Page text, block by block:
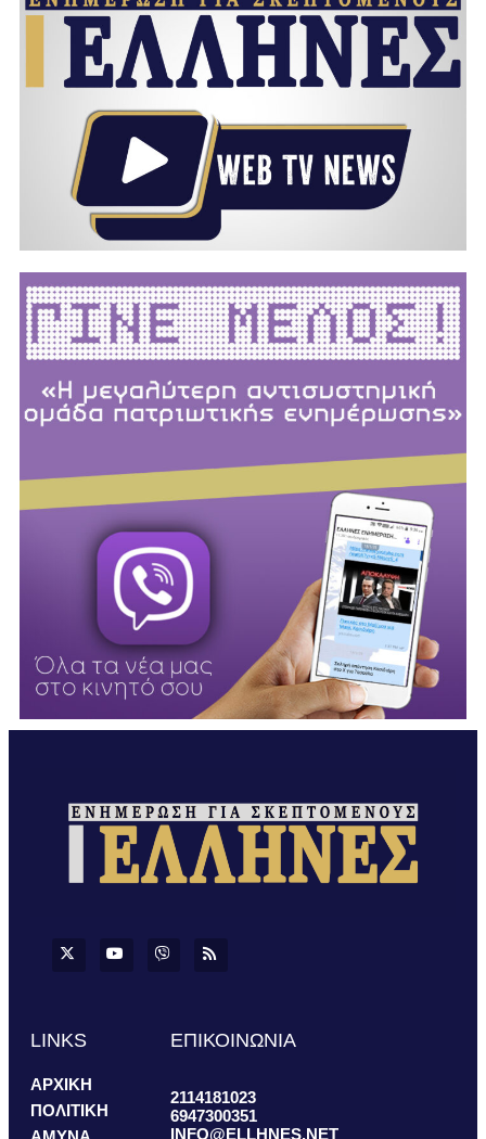
LINKS
ΑΡΧΙΚΗ
ΠΟΛΙΤΙΚΗ
ΕΠΙΚΟΙΝΩΝΙΑ
2114181023
6947300351
INFO@ELLHNES.NET